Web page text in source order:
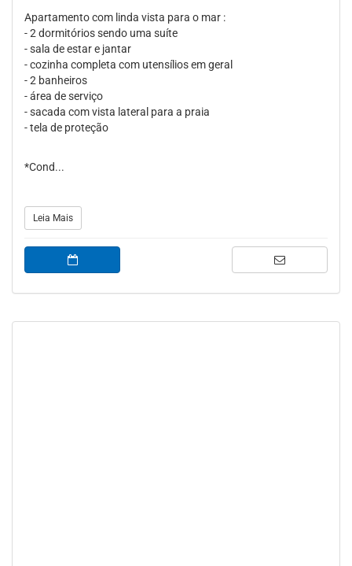
Apartamento com linda vista para o mar :
- 2 dormitórios sendo uma suíte
- sala de estar e jantar
- cozinha completa com utensílios em geral
- 2 banheiros
- área de serviço
- sacada com vista lateral para a praia
- tela de proteção
*Cond...
Leia Mais